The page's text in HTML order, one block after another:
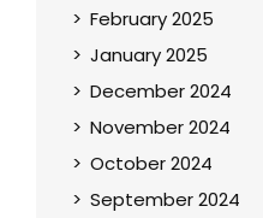
February 2025
January 2025
December 2024
November 2024
October 2024
September 2024